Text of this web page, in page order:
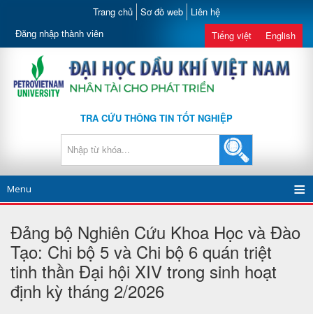
Trang chủ Sơ đồ web Liên hệ
Đăng nhập thành viên Tiếng việt English
TRA CỨU THÔNG TIN TỐT NGHIỆP
Menu
Đảng bộ Nghiên Cứu Khoa Học và Đào
Tạo: Chi bộ 5 và Chi bộ 6 quán triệt
tinh thần Đại hội XIV trong sinh hoạt
định kỳ tháng 2/2026